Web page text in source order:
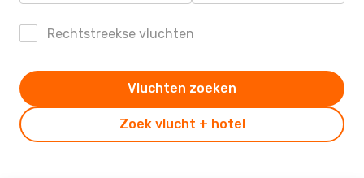
Rechtstreekse vluchten
Zoek vlucht + hotel
Vluchten zoeken